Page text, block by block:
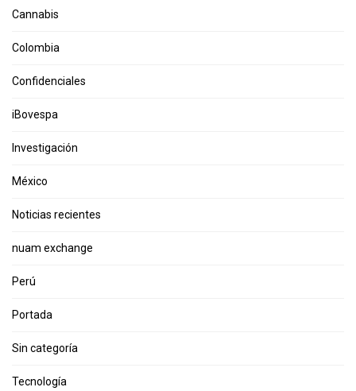
Cannabis
Colombia
Confidenciales
iBovespa
Investigación
México
Noticias recientes
nuam exchange
Perú
Portada
Sin categoría
Tecnología